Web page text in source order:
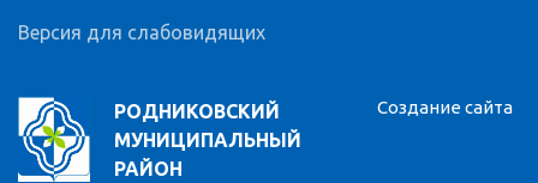
РОДНИКОВСКИЙ
МУНИЦИПАЛЬНЫЙ
РАЙОН
Версия для слабовидящих
Создание сайта